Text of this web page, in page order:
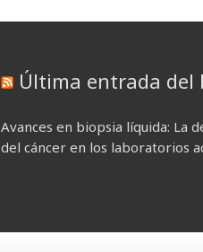
Última entrada del
Avances en biopsia líquida: La
del cáncer en los laboratorios